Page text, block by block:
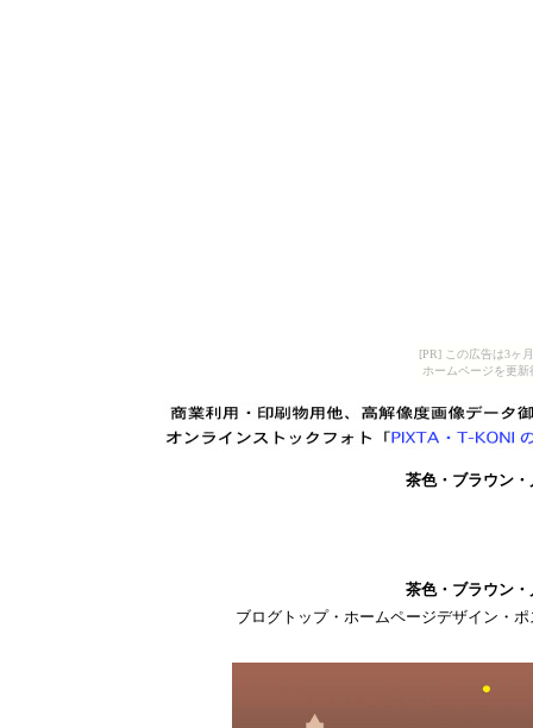
[PR] この広告は3ヶ
ホームページを更
茶色・ブラウン
茶色・ブラウン
ブログトップ・ホームページデザイン・